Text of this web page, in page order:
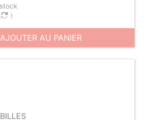
)
AJOUTER AU PANIER